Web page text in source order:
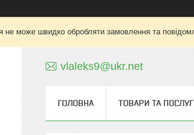
не може швидко обробляти замовлення та
vlaleks9@ukr.net
ГОЛОВНА ТОВАРИ ТА